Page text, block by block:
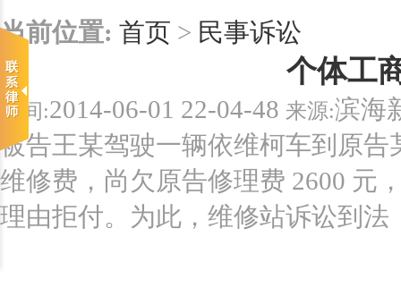
当前位置: 首页 > 民事诉讼
个体工
时间:2014-06-01 22-04-48 来源:滨海
被告王某驾驶一辆依维柯车到原
维修费，尚欠原告修理费 2600 元
理由拒付。为此，维修站诉讼到法